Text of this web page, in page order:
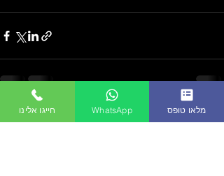
Recent Posts See All חייגו אלינו WhatsApp מלאו טופס